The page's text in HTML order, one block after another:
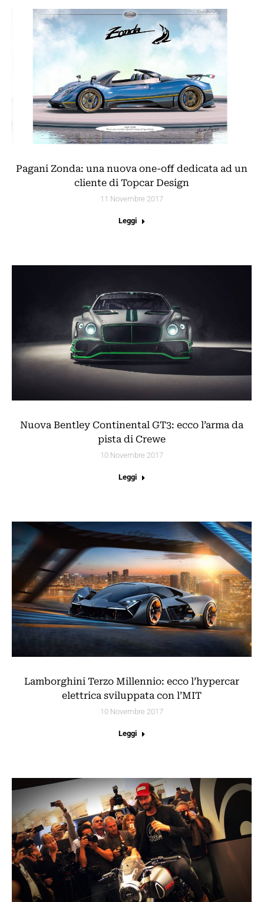
Pagani Zonda: una nuova one-off dedicata ad un
cliente di Topcar Design
11 Novembre 2017
Leggi
Nuova Bentley Continental GT3: ecco l’arma da
pista di Crewe
10 Novembre 2017
Leggi
Lamborghini Terzo Millennio: ecco l’hypercar
elettrica sviluppata con l’MIT
10 Novembre 2017
Leggi